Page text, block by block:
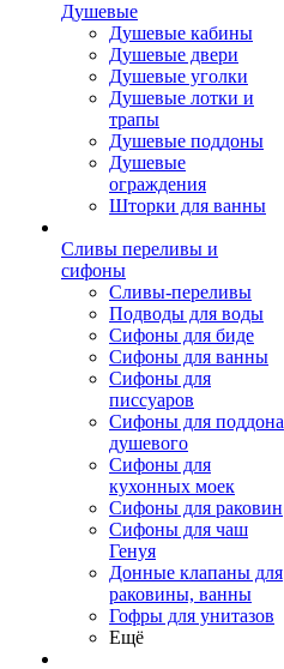
Душевые
Душевые кабины
Душевые двери
Душевые уголки
Душевые лотки и
трапы
Душевые поддоны
Душевые
ограждения
Шторки для ванны
Сливы переливы и
сифоны
Сливы-переливы
Подводы для воды
Сифоны для биде
Сифоны для ванны
Сифоны для
писсуаров
Сифоны для поддона
душевого
Сифоны для
кухонных моек
Сифоны для раковин
Сифоны для чаш
Генуя
Донные клапаны для
раковины, ванны
Гофры для унитазов
Ещё